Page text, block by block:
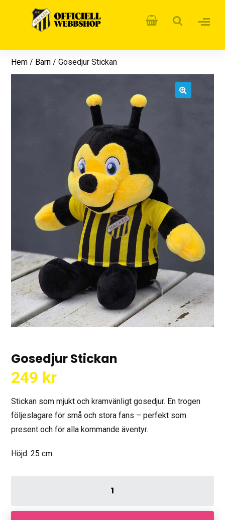
Hem / Barn / Gosedjur Stickan
Gosedjur Stickan
249 kr
Stickan som mjukt och kramvänligt gosedjur. En trogen
följeslagare för små och stora fans – perfekt som
present och för alla kommande äventyr.
Höjd: 25 cm